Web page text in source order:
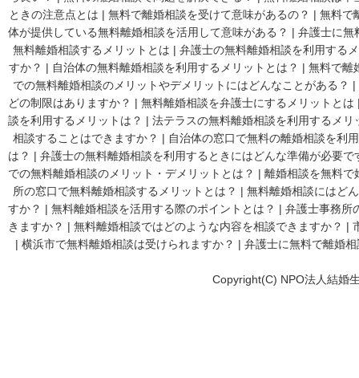
ときの注意点とは | 無料で離婚相談を受けて意味があるの？ | 無料で
体が提供している無料離婚相談を活用して意味がある？ | 弁護士に無
無料離婚相談するメリットとは | 弁護士の無料離婚相談を利用する
すか？ | 自治体の無料離婚相談を利用するメリットとは？ | 無料で離
での無料離婚相談のメリットやデメリットにはどんなことがある？ |
どの制限はありますか？ | 無料離婚相談を弁護士にするメリットとは
談を利用するメリットは？ | 法テラスの無料離婚相談を利用するメリ
相談することはできますか？ | 自治体の窓口で無料の離婚相談を利
は？ | 弁護士の無料離婚相談を利用するときにはどんな準備が必要で
での無料離婚相談のメリット・デメリットとは？ | 離婚相談を無料で
所の窓口で無料離婚相談するメリットとは？ | 無料離婚相談にはど
すか？ | 無料離婚相談を活用する際のポイントとは？ | 弁護士事務所
きますか？ | 無料離婚相談ではどのような内容を相談できますか？ |
| 横浜市で無料離婚相談は受けられますか？ | 弁護士に無料で離婚
Copyright(C) NPO法人結婚